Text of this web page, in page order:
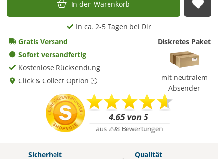
In den Warenkorb
In ca. 2-5 Tagen bei Dir
Gratis Versand
Sofort versandfertig
Kostenlose Rücksendung
Click & Collect Option
Diskretes Paket
mit neutralem
Absender
Sicherheit
Qualität